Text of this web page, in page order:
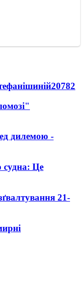
20782
дилемою -
судна: Це
21-